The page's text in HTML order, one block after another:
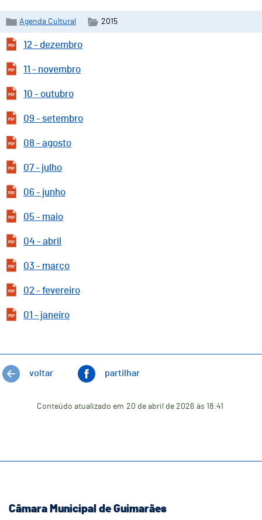
Agenda Cultural 2015
12 - dezembro
11 - novembro
10 - outubro
09 - setembro
08 - agosto
07 - julho
06 - junho
05 - maio
04 - abril
03 - março
02 - fevereiro
01 - janeiro
voltar partilhar
Conteúdo atualizado em 20 de abril de 2026 às 18:41
Câmara Municipal de Guimarães